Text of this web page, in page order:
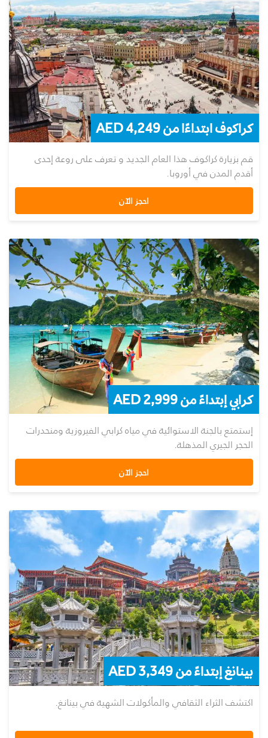
كراكوف ابتداءًا من 4,249 AED
قم بزيارة كراكوف هذا العام الجديد و تعرف على روعة إحدى
أقدم المدن في أوروبا.
احجز الآن
كرابي إبتداءً من AED 2,999
إستمتع بالجنة الاستوائية في مياه كرابي الفيروزية ومنحدرات
الحجر الجيري المذهلة.
احجز الآن
بينانغ إبتداءً من AED 3,349
اكتشف الثراء الثقافي والمأكولات الشهية في بينانغ.